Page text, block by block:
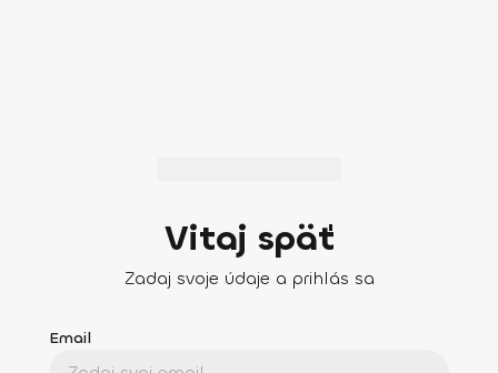
Vitaj späť
Zadaj svoje údaje a prihlás sa
Email